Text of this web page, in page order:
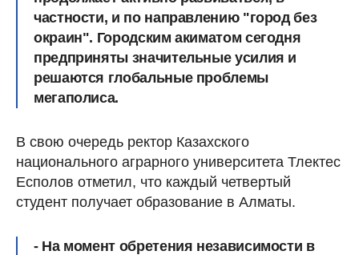
частности, и по направлению "город без
окраин". Городским акиматом сегодня
предприняты значительные усилия и
решаются глобальные проблемы
мегаполиса.
В свою очередь ректор Казахского
национального аграрного университета Тлектес
Есполов отметил, что каждый четвертый
студент получает образование в Алматы.
- На момент обретения независимости в